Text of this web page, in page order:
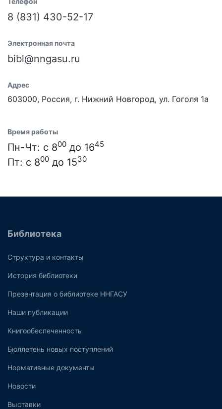
8 (831) 430-52-17
Электронная почта
bibl@nngasu.ru
Адрес
603000, Россия, г. Нижний Новгород, ул. Гоголя 1а
Время работы
Пн-Чт: с 800 до 1645
Пт: с 800 до 1530
Библиотека
Структура и контакты
История библиотеки
Презентация о библиотеке ННГАСУ
Наши публикации
Книгообеспеченность
Бюллетень новых поступлений
Нормативные документы
Новости
Выставки